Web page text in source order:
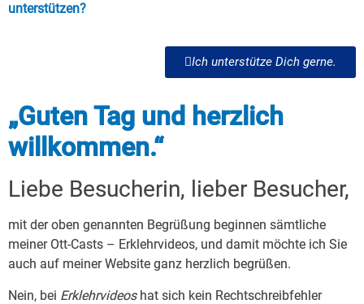
unterstützen?
Ich unterstütze Dich gerne.
„Guten Tag und herzlich
willkommen.“
Liebe Besucherin, lieber Besucher,
mit der oben genannten Begrüßung beginnen sämtliche
meiner Ott-Casts – Erklehrvideos, und damit möchte ich Sie
auch auf meiner Website ganz herzlich begrüßen.
Nein, bei Erklehrvideoshat sich kein Rechtschreibfehler